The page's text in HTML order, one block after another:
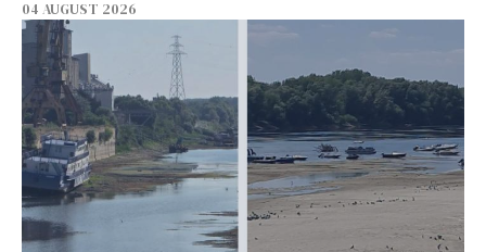
04 AUGUST 2026